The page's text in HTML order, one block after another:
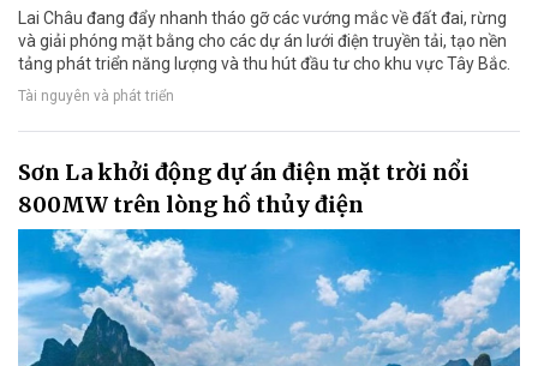
Lai Châu đang đẩy nhanh tháo gỡ các vướng mắc về đất đai, rừng
và giải phóng mặt bằng cho các dự án lưới điện truyền tải, tạo nền
tảng phát triển năng lượng và thu hút đầu tư cho khu vực Tây Bắc.
Tài nguyên và phát triển
Sơn La khởi động dự án điện mặt trời nổi
800MW trên lòng hồ thủy điện